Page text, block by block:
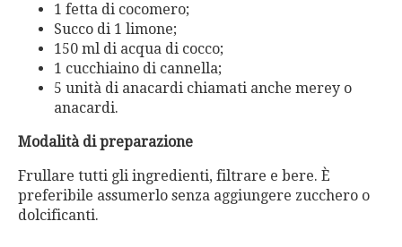
1 fetta di cocomero;
Succo di 1 limone;
150 ml di acqua di cocco;
1 cucchiaino di cannella;
5 unità di anacardi chiamati anche merey o
anacardi.
Modalità di preparazione
Frullare tutti gli ingredienti, filtrare e bere. È
preferibile assumerlo senza aggiungere zucchero o
dolcificanti.